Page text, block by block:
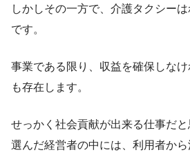
しかしその一方で、介護タクシーは
です。
事業である限り、収益を確保しな
も存在します。
せっかく社会貢献が出来る仕事だ
選んだ経営者の中には、利用者か